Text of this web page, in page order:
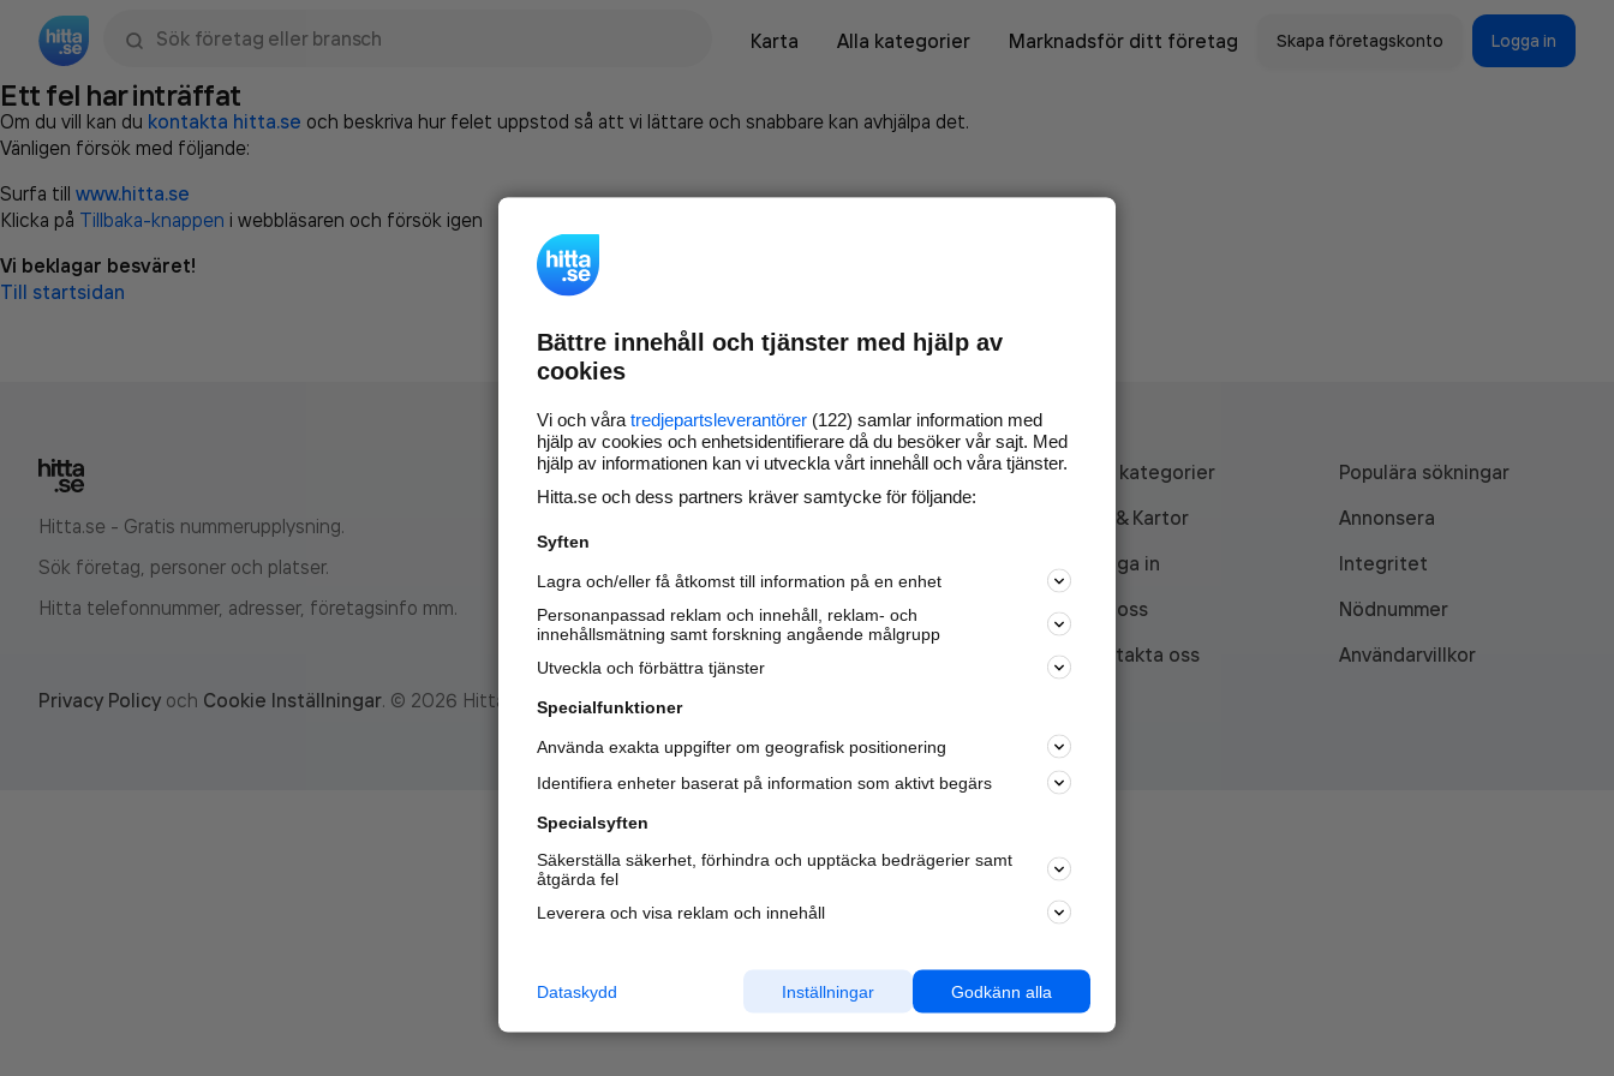
Karta
Alla kategorier Marknadsför ditt företag Skapa företagskonto Logga in
Ett fel har inträffat
Om du vill kan du kontakta hitta.se och beskriva hur felet uppstod så att vi lättare och snabbare kan avhjälpa det.
Vänligen försök med följande:
Surfa till www.hitta.se
Klicka på Tillbaka-knappen i webbläsaren och försök igen
Vi beklagar besväret!
Till startsidan
Hitta.se - Gratis nummerupplysning.
Sök företag, personer och platser.
Hitta telefonnummer, adresser, företagsinfo mm.
Marknadsför företaget på
nya kunder och
samarbetspartners nära dig.
Läs mer här
Alla kategorier
Populära sökningar
API & Kartor
Annonsera
Logga in
Integritet
Om oss
Nödnummer
Kontakta oss
Användarvillkor
Privacy Policy och Cookie Inställningar. © 2026 Hitta.se
Bättre innehåll och tjänster med hjälp av
cookies
Vi och våra tredjepartsleverantörer (122) samlar information med
hjälp av cookies och enhetsidentifierare då du besöker vår sajt. Med
hjälp av informationen kan vi utveckla vårt innehåll och våra tjänster.
Hitta.se och dess partners kräver samtycke för följande:
Syften
Lagra och/eller få åtkomst till information på en enhet
Personanpassad reklam och innehåll, reklam- och
innehållsmätning samt forskning angående målgrupp
Utveckla och förbättra tjänster
Specialfunktioner
Använda exakta uppgifter om geografisk positionering
Identifiera enheter baserat på information som aktivt begärs
Specialsyften
Säkerställa säkerhet, förhindra och upptäcka bedrägerier samt
åtgärda fel
Leverera och visa reklam och innehåll
Godkänn alla
Inställningar
Dataskydd